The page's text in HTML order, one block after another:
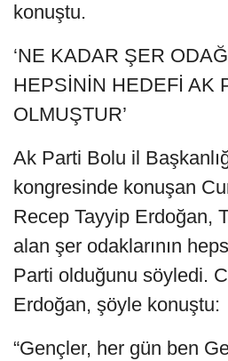
konuştu.
‘NE KADAR ŞER
HEPSİNİN HEDEFİ AK
OLMUŞTUR’
Ak Parti Bolu il
kongresinde konuşan
Recep Tayyip Erdoğan,
alan şer odaklarının
Parti olduğunu söyledi.
Erdoğan, şöyle konuştu:
“Gençler, her gün ben